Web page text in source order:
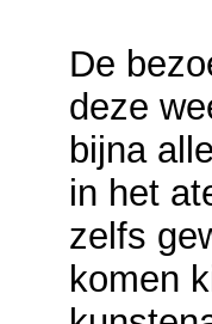
De
deze
bijna
in het
zelfs
komen